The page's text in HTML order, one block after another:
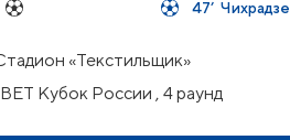
47’ Чихрадзе
«Текстильщик»
Кубок России , 4 раунд